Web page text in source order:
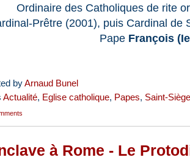
Ordinaire des Catholiques de rite
Prêtre (2001), puis Cardinal de
Pape François
byArnaud Bunel
Actualité, Eglise catholique, Papes, Saint-Siège
à Rome - Le